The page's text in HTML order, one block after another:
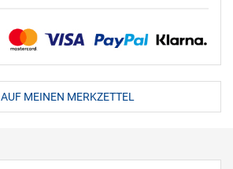
AUF MEINEN MERKZETTEL